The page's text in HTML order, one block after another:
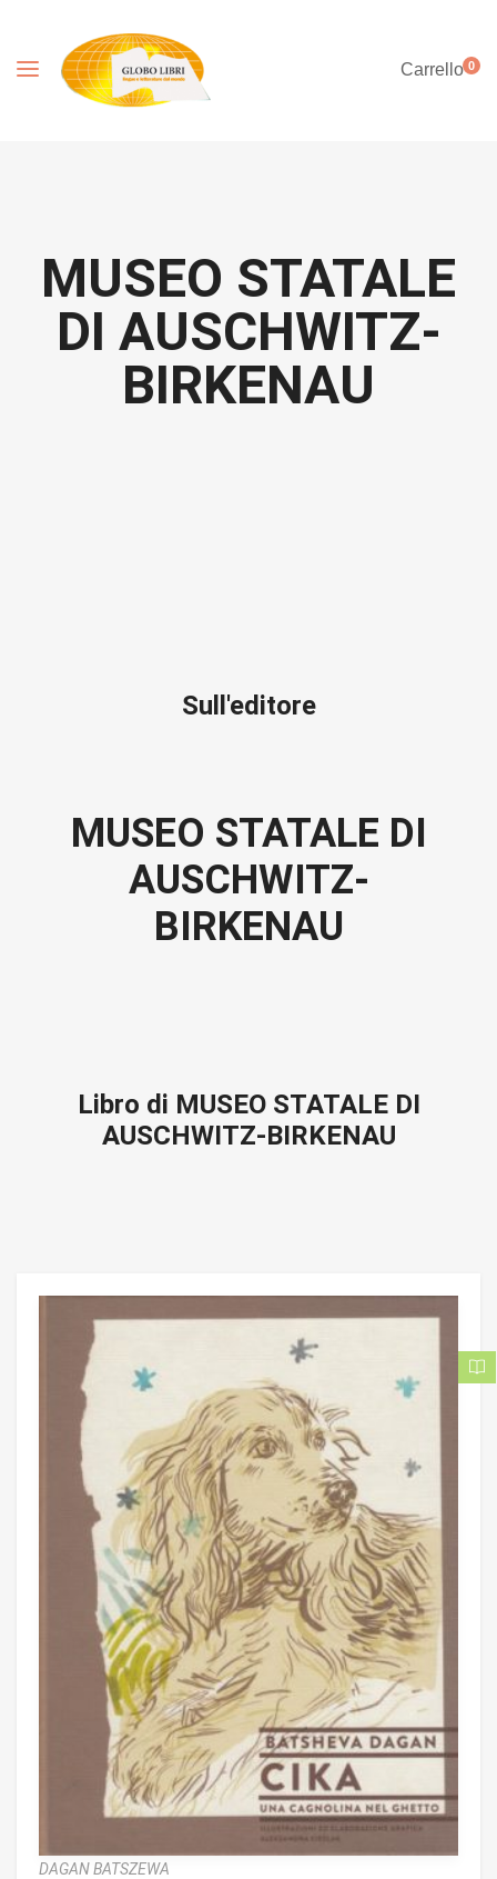
Carrello0
MUSEO STATALE
DI AUSCHWITZ-
BIRKENAU
Sull'editore
MUSEO STATALE DI
AUSCHWITZ-
BIRKENAU
Libro di MUSEO STATALE DI
AUSCHWITZ-BIRKENAU
DAGAN BATSZEWA